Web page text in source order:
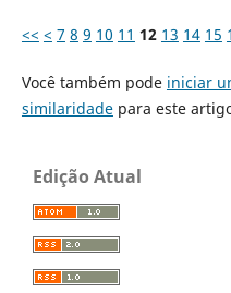
<< < 7 8 9 10 11 12 13 14 15
Você também pode iniciar
similaridadepara este
Edição Atual